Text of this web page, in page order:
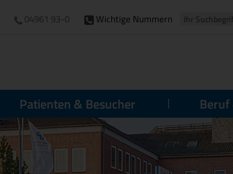
04961 93-0 Wichtige Nummern
Patienten & Besucher